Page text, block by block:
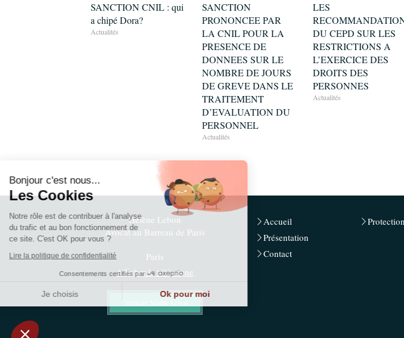
SANCTION CNIL : qui
a chipé Dora?
Actualités
SANCTION
PRONONCEE PAR
LA CNIL POUR LA
PRESENCE DE
DONNEES SUR LE
NOMBRE DE JOURS
DE GREVE DANS LE
TRAITEMENT
D’EVALUATION DU
PERSONNEL
Actualités
LES
DU CEPD SUR LES
RESTRICTIONS A
L’EXERCICE DES
DROITS DES
PERSONNES
Actualités
Hélène Lebon
Avocat au Barreau de Paris
Paris
Afficher le téléphone
Accueil
Présentation
Contact
Bonjour c'est nous...
Les Cookies
Notre rôle est de contribuer à l'analyse
du trafic et au bon fonctionnement de
ce site. C'est OK pour vous ?
Lire la politique de confidentialité
Consentements certifiés par
Je choisis Ok pour moi
Notre plateforme vous permet d'adapter et de gérer vos paramètres de confidentialité, en garantissant la conformité avec les